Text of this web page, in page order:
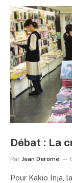
Débat : La
Par Jean Derome
Pour Kakio Inja,